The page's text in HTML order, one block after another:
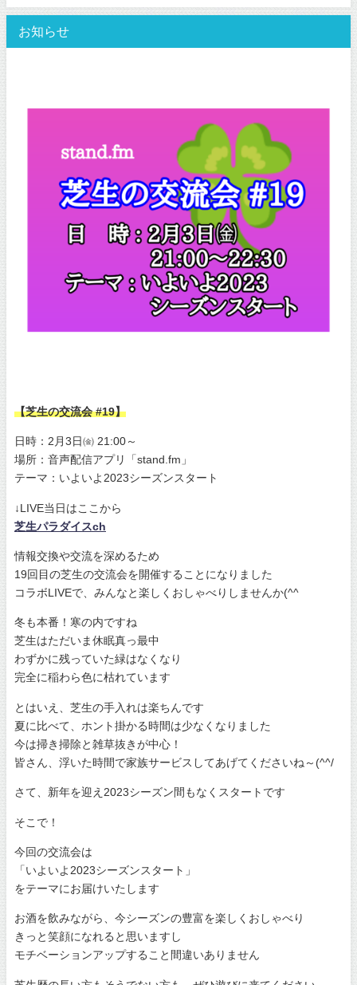
お知らせ
【芝生の交流会 #19】
日時：2月3日㈮ 21:00～
場所：音声配信アプリ「stand.fm」
テーマ：いよいよ2023シーズンスタート
↓LIVE当日はここから
芝生パラダイスch
情報交換や交流を深めるため
19回目の芝生の交流会を開催することになりました
コラボLIVEで、みんなと楽しくおしゃべりしませんか(^^
冬も本番！寒の内ですね
芝生はただいま休眠真っ最中
わずかに残っていた緑はなくなり
完全に稲わら色に枯れています
とはいえ、芝生の手入れは楽ちんです
夏に比べて、ホント掛かる時間は少なくなりました
今は掃き掃除と雑草抜きが中心！
皆さん、浮いた時間で家族サービスしてあげてくださいね～(^^/
さて、新年を迎え2023シーズン間もなくスタートです
そこで！
今回の交流会は
「いよいよ2023シーズンスタート」
をテーマにお届けいたします
お酒を飲みながら、今シーズンの豊富を楽しくおしゃべり
きっと笑顔になれると思いますし
モチベーションアップすること間違いありません